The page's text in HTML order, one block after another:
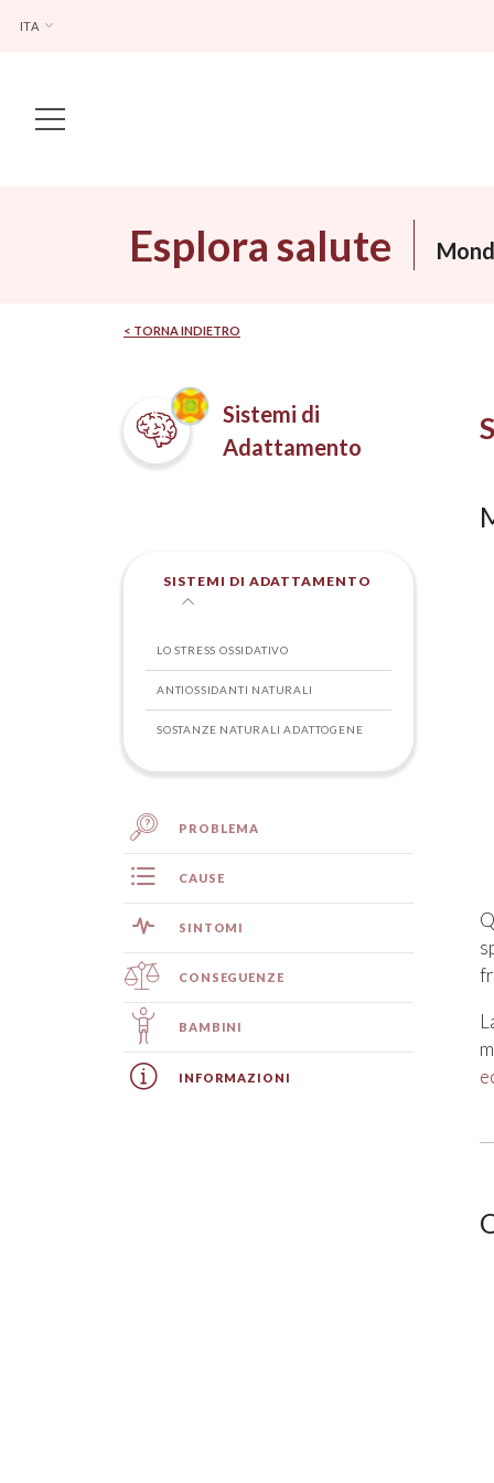
ITA
Main Navigation
Esplora salute
< TORNA INDIETRO
Sistemi di
Adattamento
SISTEMI DI ADATTAMENTO
LO STRESS OSSIDATIVO
ANTIOSSIDANTI NATURALI
SOSTANZE NATURALI ADATTOGENE
PROBLEMA
CAUSE
SINTOMI
CONSEGUENZE
BAMBINI
INFORMAZIONI